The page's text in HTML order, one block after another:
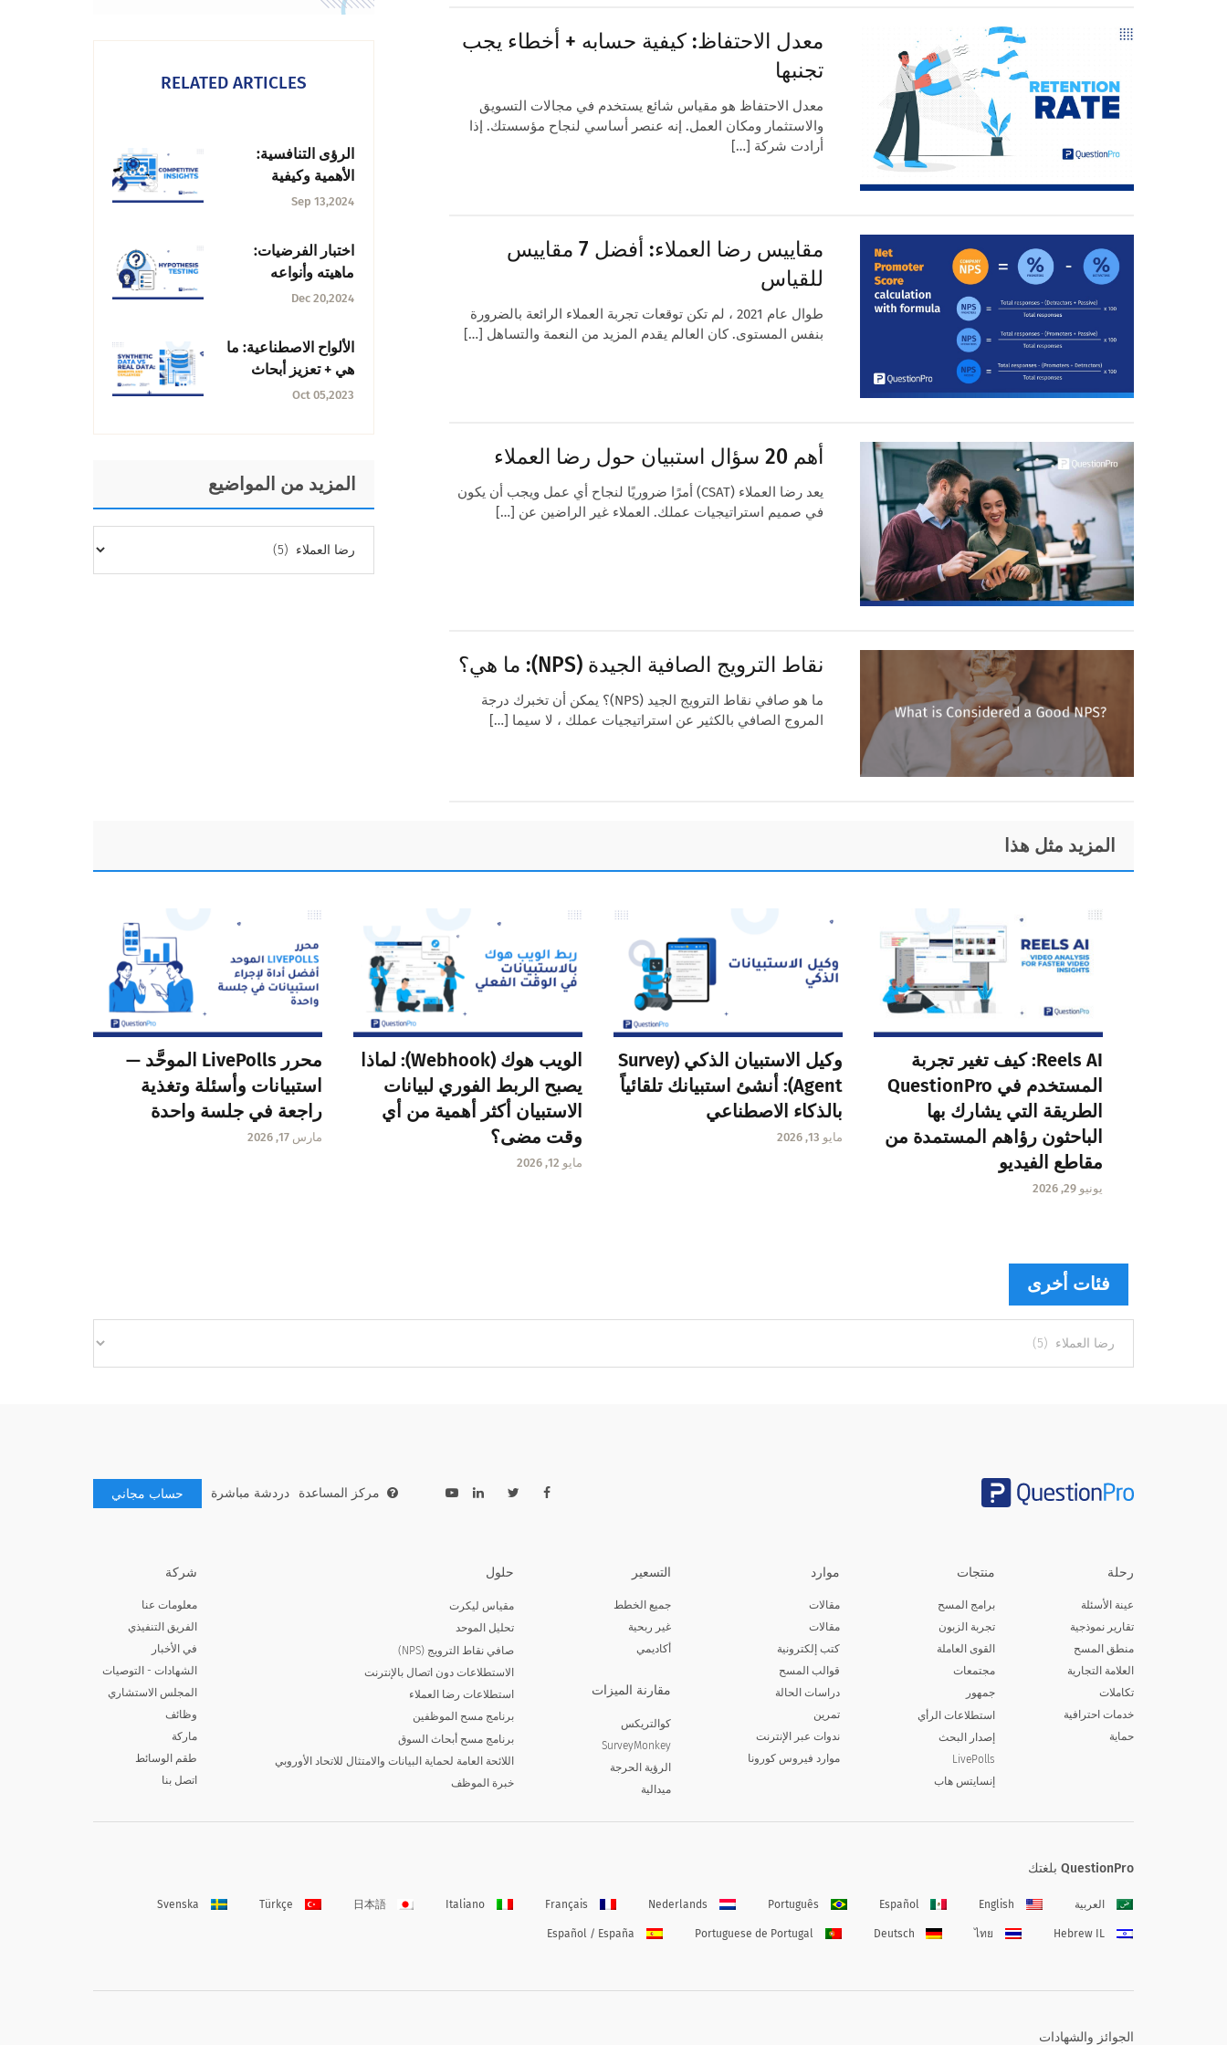
معدل الاحتفاظ: كيفية حسابه + أخطاء يجب
تجنبها
معدل الاحتفاظ هو مقياس شائع يستخدم في مجالات التسويق
والاستثمار ومكان العمل. إنه عنصر أساسي لنجاح مؤسستك. إذا
أرادت شركة […]
مقاييس رضا العملاء: أفضل 7 مقاييس
للقياس
طوال عام 2021 ، لم تكن توقعات تجربة العملاء الرائعة بالضرورة
بنفس المستوى. كان العالم يقدم المزيد من النعمة والتساهل […]
أهم 20 سؤال استبيان حول رضا العملاء
يعد رضا العملاء (CSAT) أمرًا ضروريًا لنجاح أي عمل ويجب أن يكون
في صميم استراتيجيات عملك. العملاء غير الراضين عن […]
نقاط الترويج الصافية الجيدة (NPS): ما هي؟
ما هو صافي نقاط الترويج الجيد (NPS)؟ يمكن أن تخبرك درجة
المروج الصافي بالكثير عن استراتيجيات عملك ، لا سيما […]
RELATED ARTICLES
الرؤى التنافسية:
الأهمية وكيفية
الحصول عليها +
Sep 13,2024
اختبار الفرضيات:
ماهيته وأنواعه
وخطواته وأمثلة عليه
Dec 20,2024
الألواح الاصطناعية: ما
هي + تعزيز أبحاث
السوق
Oct 05,2023
المزيد من المواضيع
المواضيع
المزيد مثل هذا
Reels AI: كيف تغير تجربة
المستخدم في QuestionPro
الطريقة التي يشارك بها
الباحثون رؤاهم المستمدة من
مقاطع الفيديو
يونيو 29, 2026
وكيل الاستبيان الذكي (Survey
Agent): أنشئ استبيانك تلقائياً
بالذكاء الاصطناعي
مايو 13, 2026
الويب هوك (Webhook): لماذا
يصبح الربط الفوري لبيانات
الاستبيان أكثر أهمية من أي
وقت مضى؟
مايو 12, 2026
محرر LivePolls الموحَّد —
استبيانات وأسئلة وتغذية
راجعة في جلسة واحدة
مارس 17, 2026
فئات أخرى
أخرى
مركز المساعدة دردشة مباشرة حساب مجاني
رحلة
عينة الأسئلة
تقارير نموذجية
منطق المسح
العلامة التجارية
تكاملات
خدمات احترافية
حماية
منتجات
برامج المسح
تجربة الزبون
القوى العاملة
مجتمعات
جمهور
استطلاعات الرأي
إصدار البحث
LivePolls
إنسايتس هاب
موارد
مقالات
مقالات
كتب إلكترونية
قوالب المسح
دراسات الحالة
تمرين
ندوات عبر الإنترنت
موارد فيروس كورونا
التسعير
جميع الخطط
غير ربحية
أكاديمي
مقارنة الميزات
كوالتريكس
SurveyMonkey
الرؤية الحرجة
ميدالية
حلول
مقياس ليكرت
تحليل الموحد
صافي نقاط الترويج (NPS)
الاستطلاعات دون اتصال بالإنترنت
استطلاعات رضا العملاء
برنامج مسح الموظفين
برنامج مسح أبحاث السوق
اللائحة العامة لحماية البيانات والامتثال للاتحاد الأوروبي
خبرة الموظف
شركة
معلومات عنا
الفريق التنفيذي
في الأخبار
الشهادات - التوصيات
المجلس الاستشاري
وظائف
ماركة
طقم الوسائط
اتصل بنا
QuestionPro بلغتك
العربية English
Español
Português
Nederlands
Français
Italiano
日本語
Türkçe
Svenska
Hebrew IL
ไทย
Deutsch
Portuguese de Portugal
Español / España
الجوائز والشهادات